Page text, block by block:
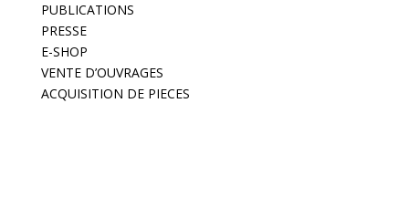
PUBLICATIONS
PRESSE
E-SHOP
VENTE D’OUVRAGES
ACQUISITION DE PIECES